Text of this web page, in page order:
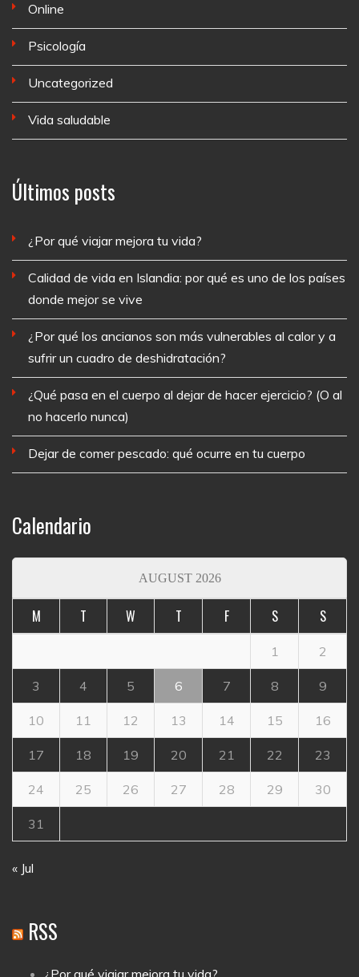
Online
Psicología
Uncategorized
Vida saludable
Últimos posts
¿Por qué viajar mejora tu vida?
Calidad de vida en Islandia: por qué es uno de los países
donde mejor se vive
¿Por qué los ancianos son más vulnerables al calor y a
sufrir un cuadro de deshidratación?
¿Qué pasa en el cuerpo al dejar de hacer ejercicio? (O al
no hacerlo nunca)
Dejar de comer pescado: qué ocurre en tu cuerpo
Calendario
AUGUST 2026
M T W T F S S
1 2
3 4 5 6 7 8 9
10 11 12 13 14 15 16
17 18 19 20 21 22 23
24 25 26 27 28 29 30
31
« Jul
RSS
¿Por qué viajar mejora tu vida?